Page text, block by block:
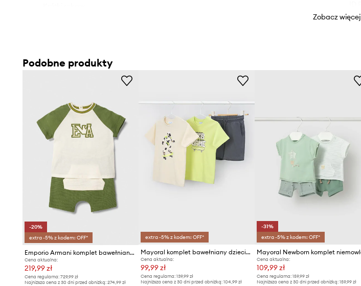
Zobacz więcej
Podobne produkty
-20%
extra -5% z kodem: OFF*
Emporio Armani komplet bawełniany niemowlęcy
Cena aktualna:
219,99 zł
Cena regularna: 729,99 zł
Najniższa cena z 30 dni przed obniżką: 274,99 zł
extra -5% z kodem: OFF*
Mayoral komplet bawełniany dziecięcy
Cena aktualna:
99,99 zł
Cena regularna:139,99 zł
Najniższa cena z 30 dni przed obniżką:104,99 zł
-31%
extra -5% z kodem: OFF*
Cena aktualna:
109,99 zł
Cena regularna: 159,99 zł
Najniższa cena z 30 dni przed obniżką: 159,99 zł